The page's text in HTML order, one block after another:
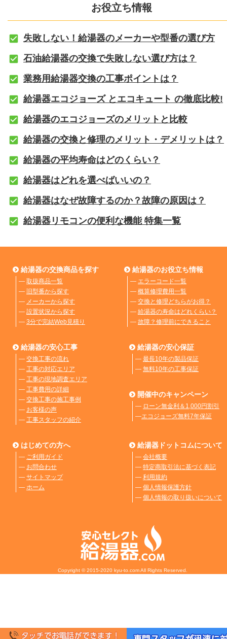
お役立ち情報
失敗しない！給湯器のメーカーや型番の選び方
石油給湯器の交換で失敗しない選び方は？
業務用給湯器交換の工事ポイントは？
給湯器エコジョーズ とエコキュート の徹底比較!
給湯器のエコジョーズのメリットと比較
給湯器の交換と修理のメリット・デメリットは？
給湯器の平均寿命はどのくらい？
給湯器はどれを選べばいいの？
給湯器はなぜ故障するのか？故障の原因は？
給湯器リモコンの便利な機能 特集一覧
給湯器の交換商品を探す
― 取扱商品一覧
― 旧型番から探す
― メーカーから探す
― 設置状況から探す
― 3分で完結Web見積り
給湯器のお役立ち情報
― エラーコード一覧
― 概算修理費用一覧
― 交換と修理どちらがお得？
― 給湯器の寿命はどれくらい？
― 故障？修理前にできること
給湯器の安心工事
― 交換工事の流れ
― 工事の対応エリア
― 工事の現地調査エリア
― 工事費用の詳細
― 交換工事の施工事例
― お客様の声
― 工事スタッフの紹介
給湯器の安心保証
― 最長10年の製品保証
― 無料10年の工事保証
開催中のキャンペーン
― ローン無金利＆1,000円割引
―エコジョーズ無料7年保証
はじめての方へ
― ご利用ガイド
― お問合わせ
― サイトマップ
― ホーム
給湯器ドットコムについて
― 会社概要
― 特定商取引法に基づく表記
― 利用規約
― 個人情報保護方針
― 個人情報の取り扱いについて
Copyright © 2015-2020 kyu-to.com All Rights Reserved.